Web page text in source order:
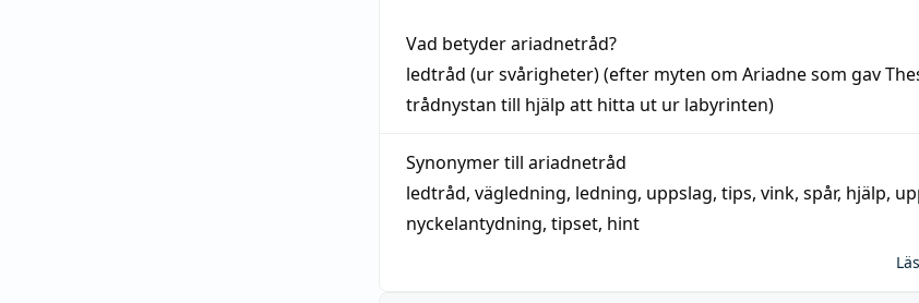
Vad betyderariadnetråd?
ledtråd (ur svårigheter) (efter myten om Ariadne som gav
trådnystan till hjälp att hitta ut ur labyrinten)
Synonymer till ariadnetråd
ledtråd, vägledning, ledning, uppslag, tips, vink, spår, hjälp,
nyckelantydning, tipset, hint